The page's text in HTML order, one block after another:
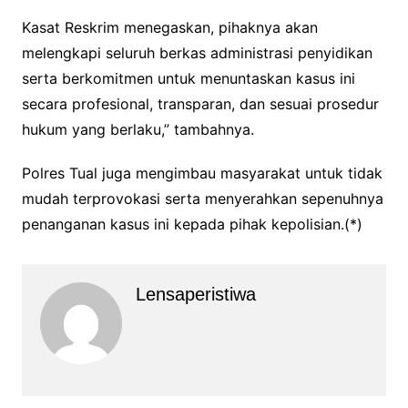
Kasat Reskrim menegaskan, pihaknya akan
melengkapi seluruh berkas administrasi penyidikan
serta berkomitmen untuk menuntaskan kasus ini
secara profesional, transparan, dan sesuai prosedur
hukum yang berlaku,” tambahnya.
Polres Tual juga mengimbau masyarakat untuk tidak
mudah terprovokasi serta menyerahkan sepenuhnya
penanganan kasus ini kepada pihak kepolisian.(*)
Lensaperistiwa